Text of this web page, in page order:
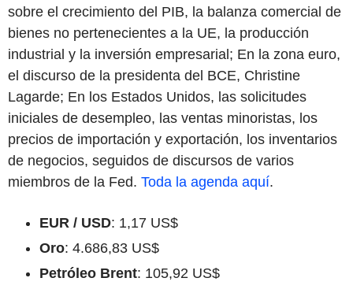
sobre el crecimiento del PIB, la balanza comercial de
bienes no pertenecientes a la UE, la producción
industrial y la inversión empresarial; En la zona euro,
el discurso de la presidenta del BCE, Christine
Lagarde; En los Estados Unidos, las solicitudes
iniciales de desempleo, las ventas minoristas, los
precios de importación y exportación, los inventarios
de negocios, seguidos de discursos de varios
miembros de la Fed. Toda la agenda aquí.
EUR / USD: 1,17 US$
Oro: 4.686,83 US$
Petróleo Brent: 105,92 US$